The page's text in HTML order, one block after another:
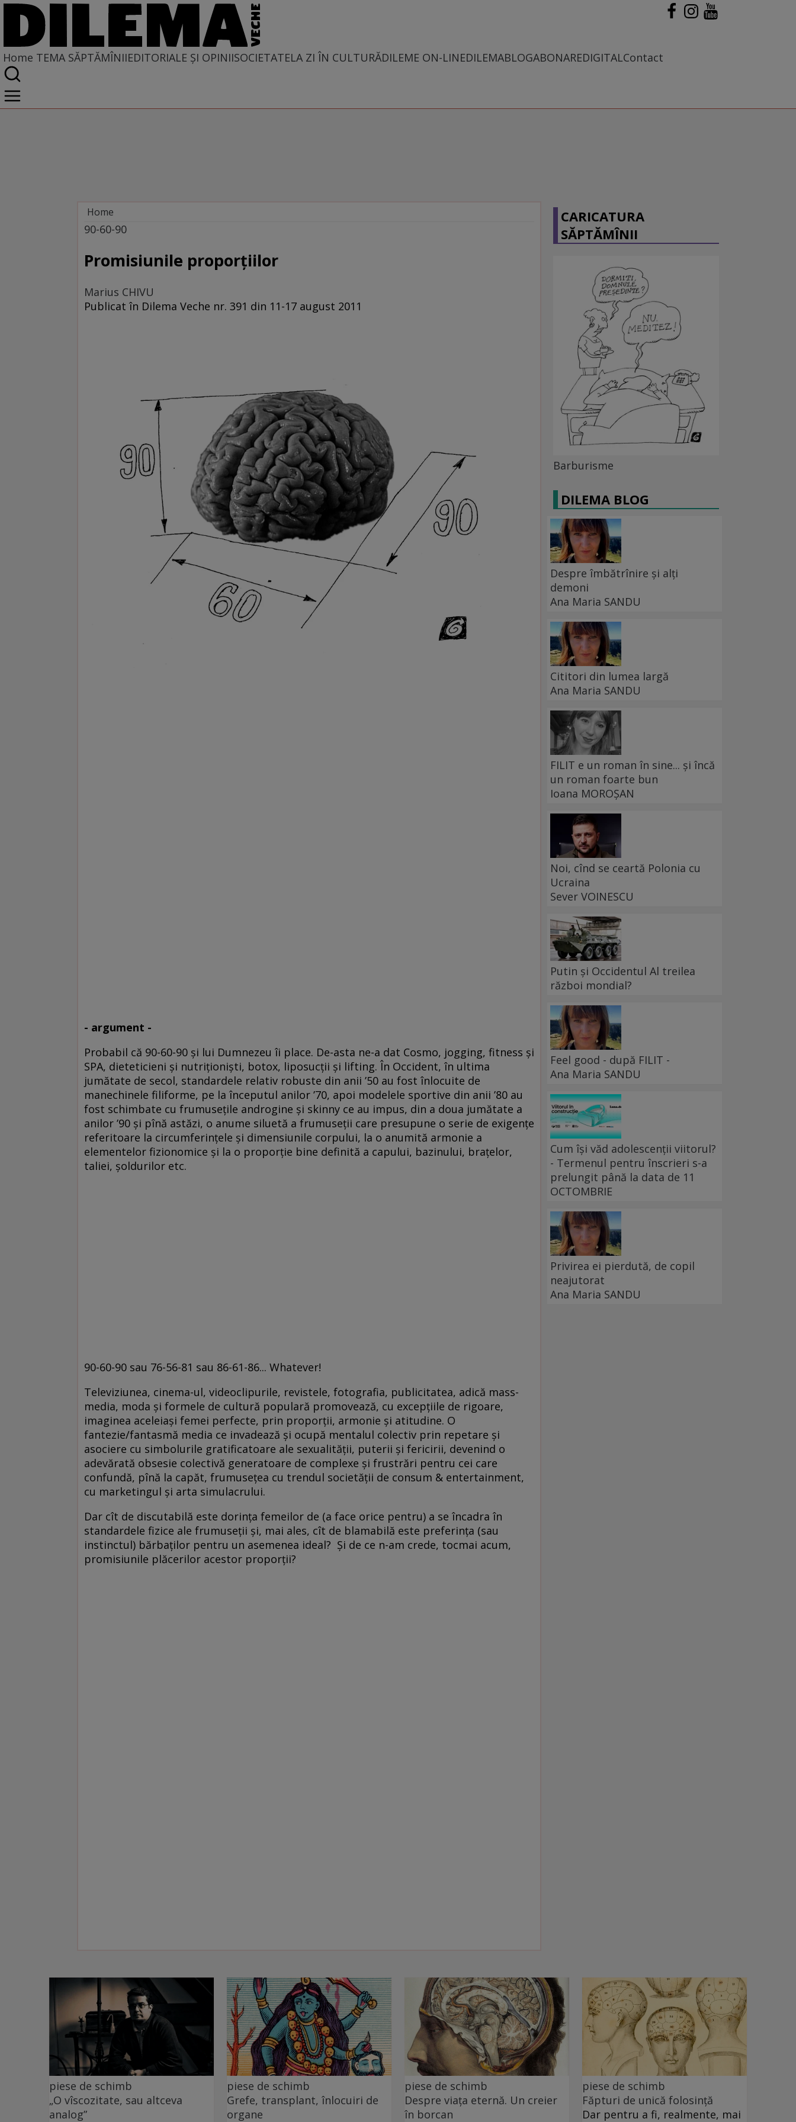
Home TEMA SĂPTĂMÎNIIEDITORIALE ȘI OPINIISOCIETATELA ZI ÎN CULTURĂDILEME ON-LINEDILEMABLOGABONAREDIGITALContact
Home
Tema săptămînii
90-60-90
Promisiunile proporțiilor
Marius CHIVU
Publicat în Dilema Veche nr. 391 din 11-17 august 2011
- argument -
Probabil că 90-60-90 şi lui Dumnezeu îi place. De-asta ne-a dat Cosmo, jogging, fitness şi
SPA, dieteticieni şi nutriţionişti, botox, liposucţii şi lifting. În Occident, în ultima
jumătate de secol, standardele relativ robuste din anii ’50 au fost înlocuite de
manechinele filiforme, pe la începutul anilor ’70, apoi modelele sportive din anii ’80 au
fost schimbate cu frumuseţile androgine şi skinny ce au impus, din a doua jumătate a
anilor ’90 şi pînă astăzi, o anume siluetă a frumuseţii care presupune o serie de exigenţe
referitoare la circumferinţele şi dimensiunile corpului, la o anumită armonie a
elementelor fizionomice şi la o proporţie bine definită a capului, bazinului, braţelor,
taliei, şoldurilor etc.
90-60-90 sau 76-56-81 sau 86-61-86... Whatever!
Televiziunea, cinema-ul, videoclipurile, revistele, fotografia, publicitatea, adică mass-
media, moda şi formele de cultură populară promovează, cu excepţiile de rigoare,
imaginea aceleiaşi femei perfecte, prin proporţii, armonie şi atitudine. O
fantezie/fantasmă media ce invadează şi ocupă mentalul colectiv prin repetare şi
asociere cu simbolurile gratificatoare ale sexualităţii, puterii şi fericirii, devenind o
adevărată obsesie colectivă generatoare de complexe şi frustrări pentru cei care
confundă, pînă la capăt, frumuseţea cu trendul societăţii de consum & entertainment,
cu marketingul şi arta simulacrului.
Dar cît de discutabilă este dorinţa femeilor de (a face orice pentru) a se încadra în
standardele fizice ale frumuseţii şi, mai ales, cît de blamabilă este preferinţa (sau
instinctul) bărbaţilor pentru un asemenea ideal? Şi de ce n-am crede, tocmai acum,
promisiunile plăcerilor acestor proporţii?
CARICATURA
SĂPTĂMÎNII
Barburisme
DILEMA BLOG
Despre îmbătrînire și alți
demoni
Ana Maria SANDU
Cititori din lumea largă
Ana Maria SANDU
FILIT e un roman în sine... și încă
un roman foarte bun
Ioana MOROȘAN
Noi, cînd se ceartă Polonia cu
Ucraina
Sever VOINESCU
Putin și Occidentul Al treilea
război mondial?
Feel good - după FILIT -
Ana Maria SANDU
Cum își văd adolescenții viitorul?
- Termenul pentru înscrieri s-a
prelungit până la data de 11
OCTOMBRIE
Privirea ei pierdută, de copil
neajutorat
Ana Maria SANDU
piese de schimb
„O vîscozitate, sau altceva
analog”
piese de schimb
Grefe, transplant, înlocuiri de
organe
piese de schimb
Despre viața eternă. Un creier
în borcan
piese de schimb
Făpturi de unică folosință
Dar pentru a fi, realmente, mai